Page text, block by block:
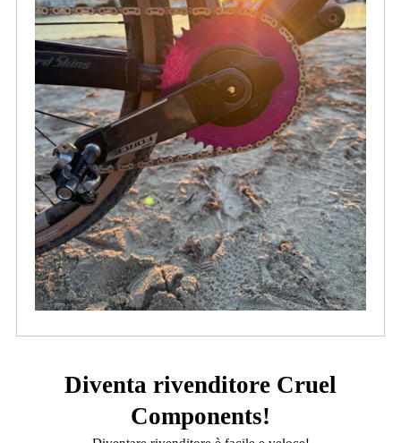
Diventa rivenditore Cruel
Components!